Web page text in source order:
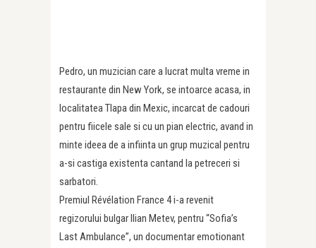
Pedro, un muzician care a lucrat multa vreme in
restaurante din New York, se intoarce acasa, in
localitatea Tlapa din Mexic, incarcat de cadouri
pentru fiicele sale si cu un pian electric, avand in
minte ideea de a infiinta un grup muzical pentru
a-si castiga existenta cantand la petreceri si
sarbatori.
Premiul Révélation France 4 i-a revenit
regizorului bulgar Ilian Metev, pentru “Sofia’s
Last Ambulance”, un documentar emotionant